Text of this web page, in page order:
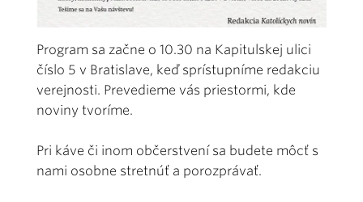
Program sa začne o 10.30 na Kapitulskej ulici
číslo 5 v Bratislave, keď sprístupníme redakciu
verejnosti. Prevedieme vás priestormi, kde
noviny tvoríme.
Pri káve či inom občerstvení sa budete môcť s
nami osobne stretnúť a porozprávať.